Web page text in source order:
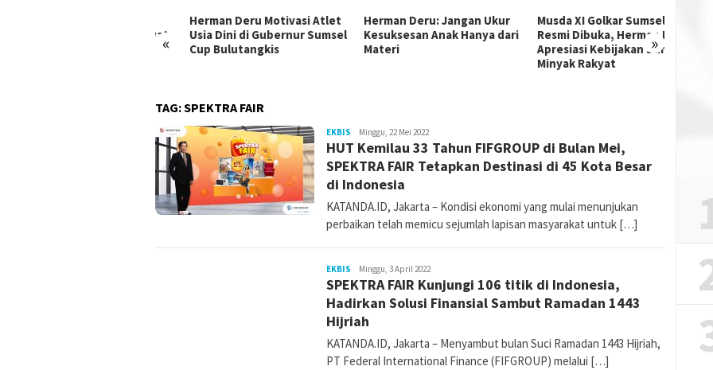
« »
Herman Deru Motivasi Atlet
Usia Dini di Gubernur Sumsel
Cup Bulutangkis
Herman Deru: Jangan Ukur
Kesuksesan Anak Hanya dari
Materi
Musda XI Golkar Sumsel
Resmi Dibuka, Herman Deru
Apresiasi Kebijakan Sumur
Minyak Rakyat
TAG:SPEKTRA FAIR
EKBIS katanda_admin
Minggu, 22 Mei 2022
HUT Kemilau 33 Tahun FIFGROUP di Bulan Mei,
SPEKTRA FAIR Tetapkan Destinasi di 45 Kota Besar
di Indonesia
KATANDA.ID, Jakarta – Kondisi ekonomi yang mulai menunjukan
perbaikan telah memicu sejumlah lapisan masyarakat untuk […]
EKBIS katanda_admin
Minggu, 3 April 2022
SPEKTRA FAIR Kunjungi 106 titik di Indonesia,
Hadirkan Solusi Finansial Sambut Ramadan 1443
Hijriah
KATANDA.ID, Jakarta – Menyambut bulan Suci Ramadan 1443 Hijriah,
PT Federal International Finance (FIFGROUP) melalui […]